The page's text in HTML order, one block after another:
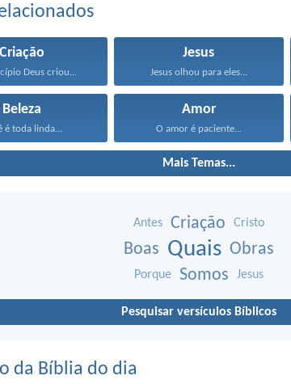
Criação
Deus criou...
Jesus
Jesus olhou para eles...
Beleza
é toda linda...
Amor
O amor é paciente...
Mais Temas...
Antes Criação Cristo
Boas Quais Obras
Porque Somos Jesus
Pesquisar versículos Bíblicos
da Bíblia do dia